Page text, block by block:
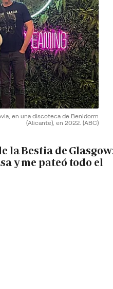
en una discoteca de Benidorm
(Alicante), en 2022. (ABC)
la Bestia de
y me pateó todo el